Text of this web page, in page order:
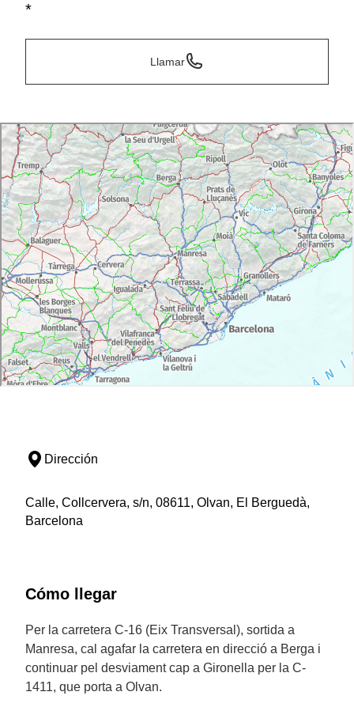
*
Llamar
Dirección
Calle, Collcervera, s/n, 08611, Olvan, El Berguedà,
Barcelona
Cómo llegar
Per la carretera C-16 (Eix Transversal), sortida a
Manresa, cal agafar la carretera en direcció a Berga i
continuar pel desviament cap a Gironella per la C-
1411, que porta a Olvan.